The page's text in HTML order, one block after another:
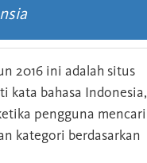
2016 ini adalah situs
kata bahasa Indonesia,
pengguna mencari
kategori berdasarkan